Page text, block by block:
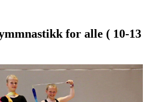
for alle ( 10-13